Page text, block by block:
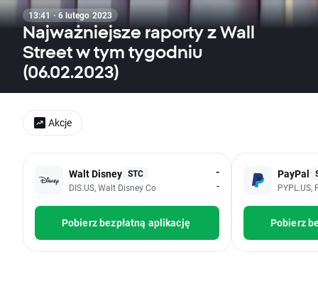
13:41 · 6 lutego 2023
Najważniejsze raporty z Wall
Street w tym tygodniu
(06.02.2023)
Walt Disney STC
DIS.US, Walt Disney Co
-
-
Pobierz bezpłatną aplikację
PayPal
Pobierz
Akcje